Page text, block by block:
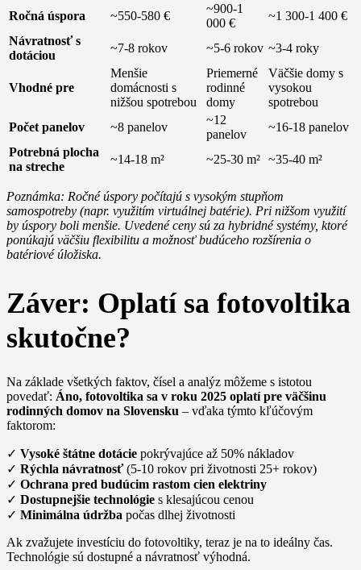
Ročná úspora
~550-580 €
~900-1
000 €
~1 300-1 400 €
Návratnosť s
dotáciou
~7-8 rokov ~5-6 rokov ~3-4 roky
Vhodné pre
Menšie
domácnosti s
nižšou spotrebou
Priemerné
rodinné
domy
Väčšie domy s
vysokou
spotrebou
Počet panelov
~8 panelov
~12
panelov
~16-18 panelov
Potrebná plocha
na streche
~14-18 m² ~25-30 m² ~35-40 m²
Poznámka: Ročné úspory počítajú s vysokým stupňom
samospotreby (napr. využitím virtuálnej batérie). Pri nižšom využití
by úspory boli menšie. Uvedené ceny sú za hybridné systémy, ktoré
ponúkajú väčšiu flexibilitu a možnosť budúceho rozšírenia o
batériové úložiska.
Záver: Oplatí sa fotovoltika
skutočne?
Na základe všetkých faktov, čísel a analýz môžeme s istotou
povedať: Áno, fotovoltika sa v roku 2025 oplatí pre väčšinu
rodinných domov na Slovensku – vďaka týmto kľúčovým
faktorom:
✓ Vysoké štátne dotácie pokrývajúce až 50% nákladov
✓ Rýchla návratnosť(5-10 rokov pri životnosti 25+ rokov)
✓ Ochrana pred budúcim rastom cien elektriny
✓ Dostupnejšie technológie s klesajúcou cenou
✓ Minimálna údržba počas dlhej životnosti
Ak zvažujete investíciu do fotovoltiky, teraz je na to ideálny čas.
Technológie sú dostupné a návratnosť výhodná.